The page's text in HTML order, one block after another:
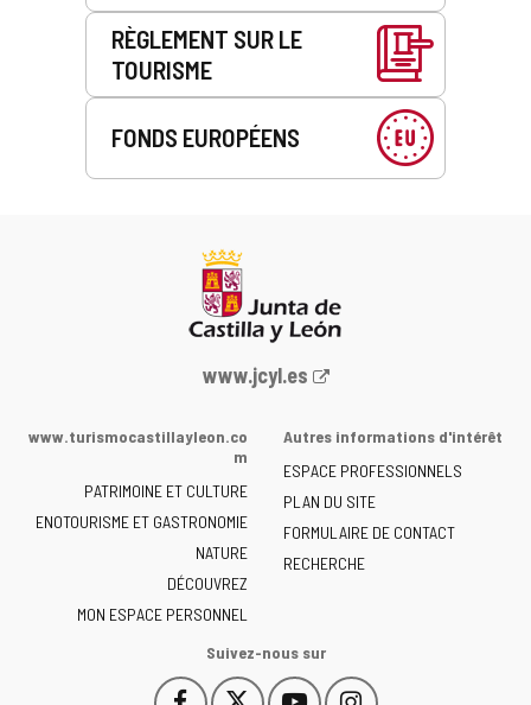
RÈGLEMENT SUR LE
TOURISME
FONDS EUROPÉENS
Portail
la
de
Castilla
y
León
-
www.jcyl.es
www.turismocastillayleon.co
m
PATRIMOINE ET CULTURE
ENOTOURISME ET GASTRONOMIE
NATURE
DÉCOUVREZ
MON ESPACE PERSONNEL
Autres informations d'intérêt
ESPACE PROFESSIONNELS
PLAN DU SITE
FORMULAIRE DE CONTACT
RECHERCHE
Suivez-nous sur
Facebook YouTubeInstagram